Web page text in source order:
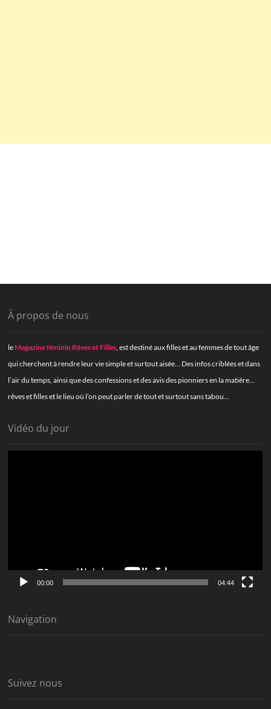
À propos de nous
leMagazine féminin Rêves et Filles , est destiné aux filles et au femmes de tout âge
qui cherchent à rendre leur vie simple et surtout aisée… Des infos criblées et dans
l’air du temps, ainsi que des confessions et des avis des pionniers en la matière…
rêves et filles et le lieu où l’on peut parler de tout et surtout sans tabou…
Vidéo du jour
00:00 04:44
Navigation
Suivez nous